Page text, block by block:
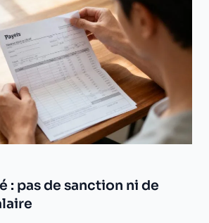
: pas de sanction ni de